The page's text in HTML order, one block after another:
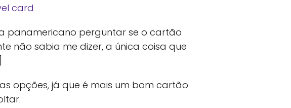
card
panamericano perguntar se o cartão
não sabia me dizer, a única coisa que
opções, já que é mais um bom cartão